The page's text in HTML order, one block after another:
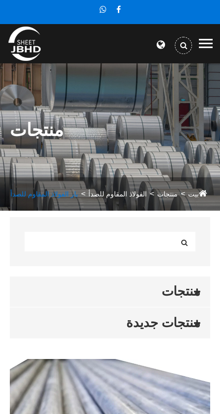
منتجات
بيت منتجات الفولاذ المقاوم للصدأ بار الفولاذ المقاوم للصدأ
منتجات
منتجات جديدة